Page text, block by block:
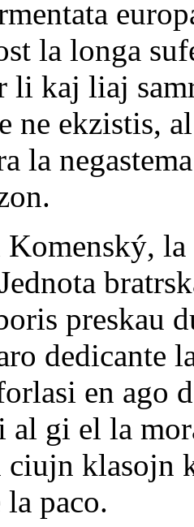
la longa
li kaj liaj
ne ekzistis,
la
preskau
dedicante
en ago
al gi el la
ciujn klasojn
paco.